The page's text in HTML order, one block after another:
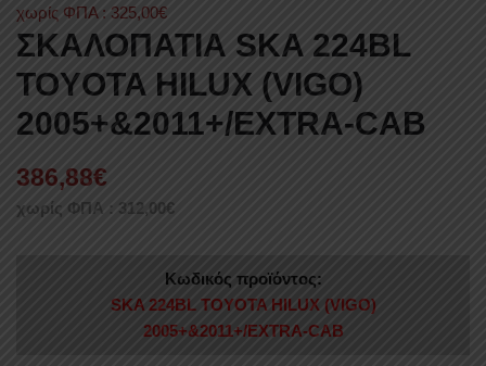
χωρίς ΦΠΑ : 325,00€
ΣΚΑΛΟΠΑΤΙΑ SKA 224BL
TOYOTA HILUX (VIGO)
2005+&2011+/EXTRA-CAB
386,88€
χωρίς ΦΠΑ : 312,00€
Κωδικός προϊόντος:
SKA 224BL TOYOTA HILUX (VIGO)
2005+&2011+/EXTRA-CAB